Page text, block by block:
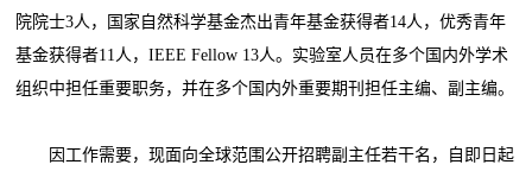
院院士3人，国家自然科学基金杰出青年基金获得者14人，优秀青年
基金获得者11人，IEEE Fellow 13人。实验室人员在多个国内外学术
组织中担任重要职务，并在多个国内外重要期刊担任主编、副主编。
因工作需要，现面向全球范围公开招聘副主任若干名，自即日起